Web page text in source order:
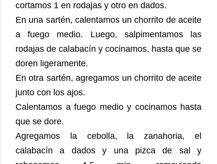
cortamos 1 en rodajas y otro en dados.
En una sartén, calentamos un chorrito de aceite
a fuego medio. Luego, salpimentamos las
rodajas de calabacín y cocinamos, hasta que se
doren ligeramente.
En otra sartén, agregamos un chorrito de aceite
junto con los ajos.
Calentamos a fuego medio y cocinamos hasta
que se dore.
Agregamos la cebolla, la zanahoria, el
calabacín a dados y una pizca de sal y